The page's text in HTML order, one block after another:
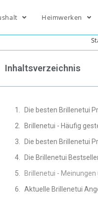
Heimwerken
Inhaltsverzeichnis
Die besten Brillenetui
Brillenetui - Häufig
Die besten Brillenetui
Die Brillenetui
Aktuelle Brillenetui